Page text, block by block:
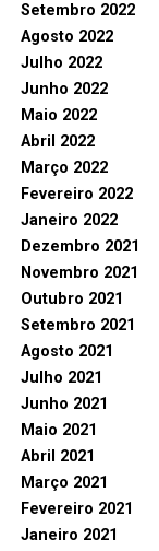
Setembro 2022
Agosto 2022
Julho 2022
Junho 2022
Maio 2022
Abril 2022
Março 2022
Fevereiro 2022
Janeiro 2022
Dezembro 2021
Novembro 2021
Outubro 2021
Setembro 2021
Agosto 2021
Julho 2021
Junho 2021
Maio 2021
Abril 2021
Março 2021
Fevereiro 2021
Janeiro 2021